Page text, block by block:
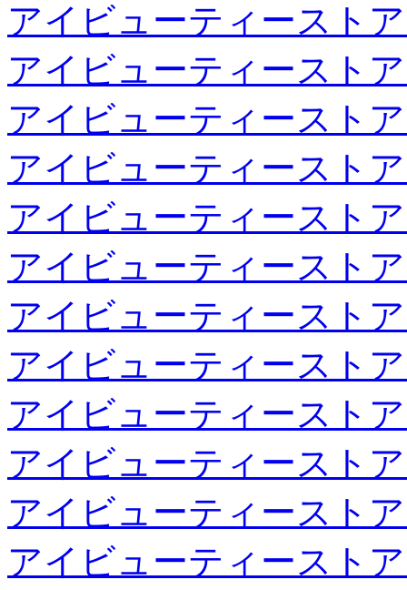
アイビューティースト
アイビューティースト
アイビューティースト
アイビューティースト
アイビューティースト
アイビューティースト
アイビューティースト
アイビューティースト
アイビューティースト
アイビューティースト
アイビューティースト
アイビューティースト